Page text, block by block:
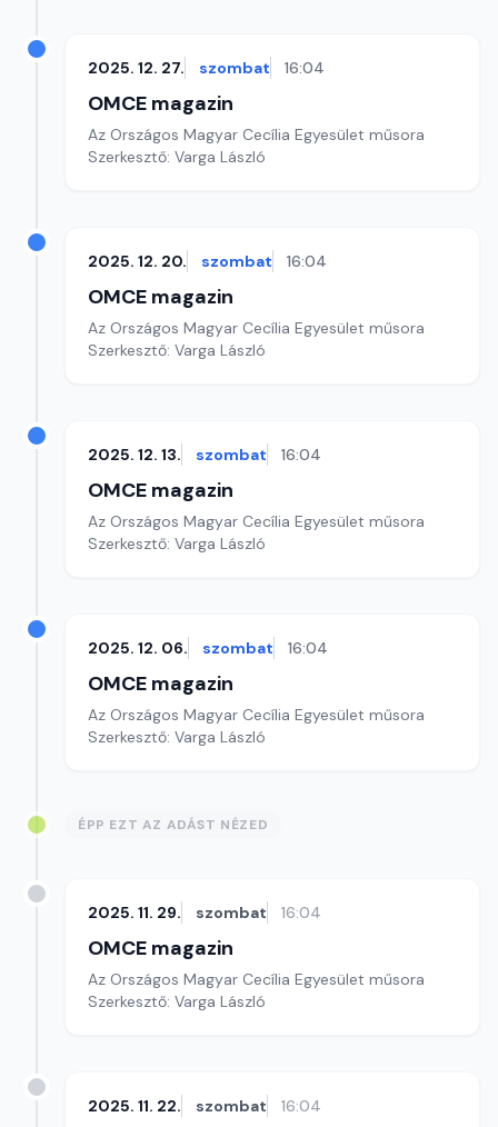
2025. 12. 27. szombat 16:04
OMCE magazin
Az Országos Magyar Cecília Egyesület műsora
Szerkesztő: Varga László
2025. 12. 20. szombat 16:04
OMCE magazin
Az Országos Magyar Cecília Egyesület műsora
Szerkesztő: Varga László
2025. 12. 13. szombat 16:04
OMCE magazin
Az Országos Magyar Cecília Egyesület műsora
Szerkesztő: Varga László
2025. 12. 06. szombat 16:04
OMCE magazin
Az Országos Magyar Cecília Egyesület műsora
Szerkesztő: Varga László
ÉPP EZT AZ ADÁST NÉZED
2025. 11. 29. szombat 16:04
OMCE magazin
Az Országos Magyar Cecília Egyesület műsora
Szerkesztő: Varga László
2025. 11. 22. szombat 16:04